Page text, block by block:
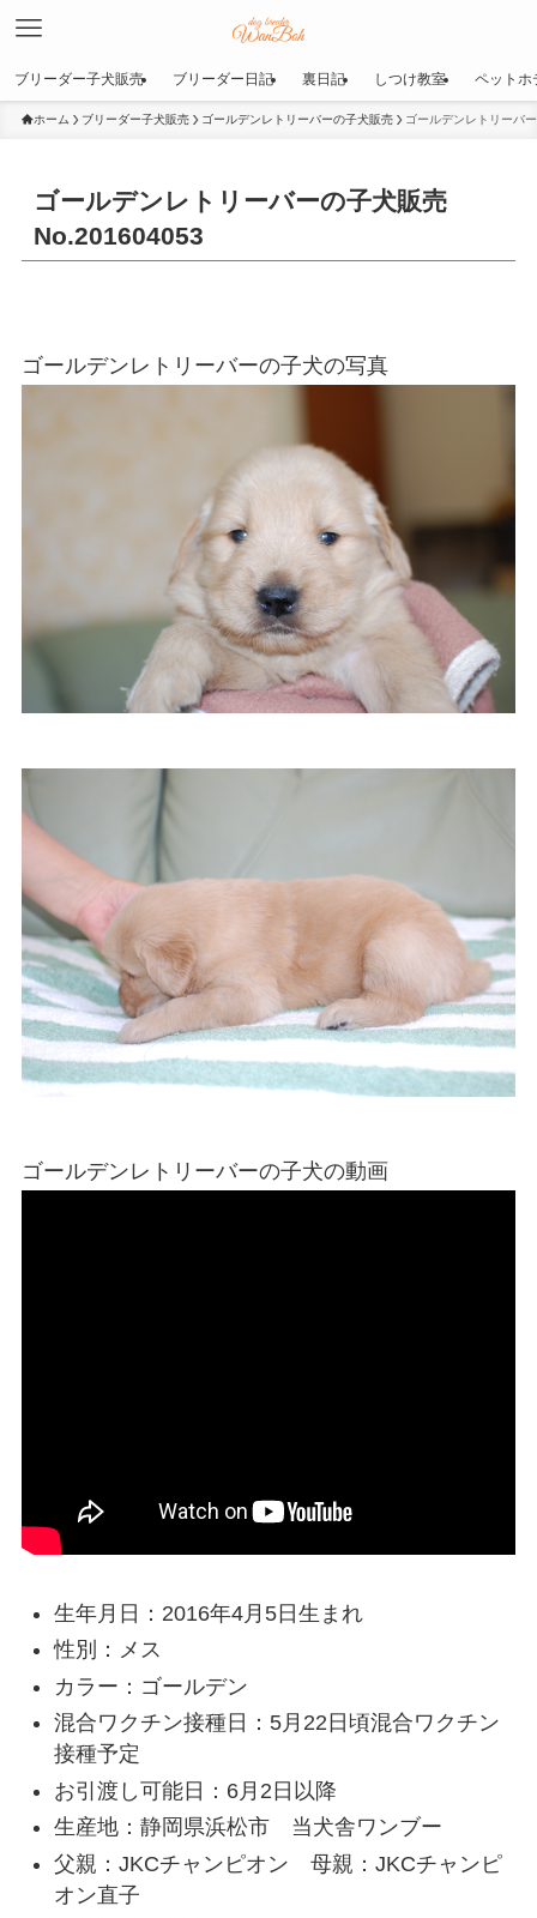
ブリーダー子犬販売 ブリーダー日記 裏日記 しつけ教室 ペットホ
ホーム ブリーダー子犬販売 ゴールデンレトリーバーの子犬販売 ゴールデンレトリーバ
ゴールデンレトリーバーの子犬販売
No.201604053
ゴールデンレトリーバーの子犬の写真
ゴールデンレトリーバーの子犬の動画
生年月日：2016年4月5日生まれ
性別：メス
カラー：ゴールデン
混合ワクチン接種日：5月22日頃混合ワクチン
接種予定
お引渡し可能日：6月2日以降
生産地：静岡県浜松市 当犬舎ワンブー
父親：JKCチャンピオン 母親：JKCチャンピ
オン直子